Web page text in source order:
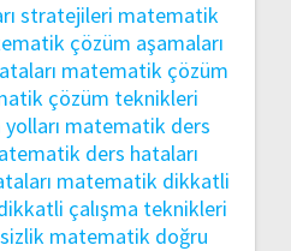
stratejileri matematik
çözüm aşamaları
matematik çözüm
çözüm teknikleri
matematik ders
ders hataları
matematik dikkatli
çalışma teknikleri
matematik doğru